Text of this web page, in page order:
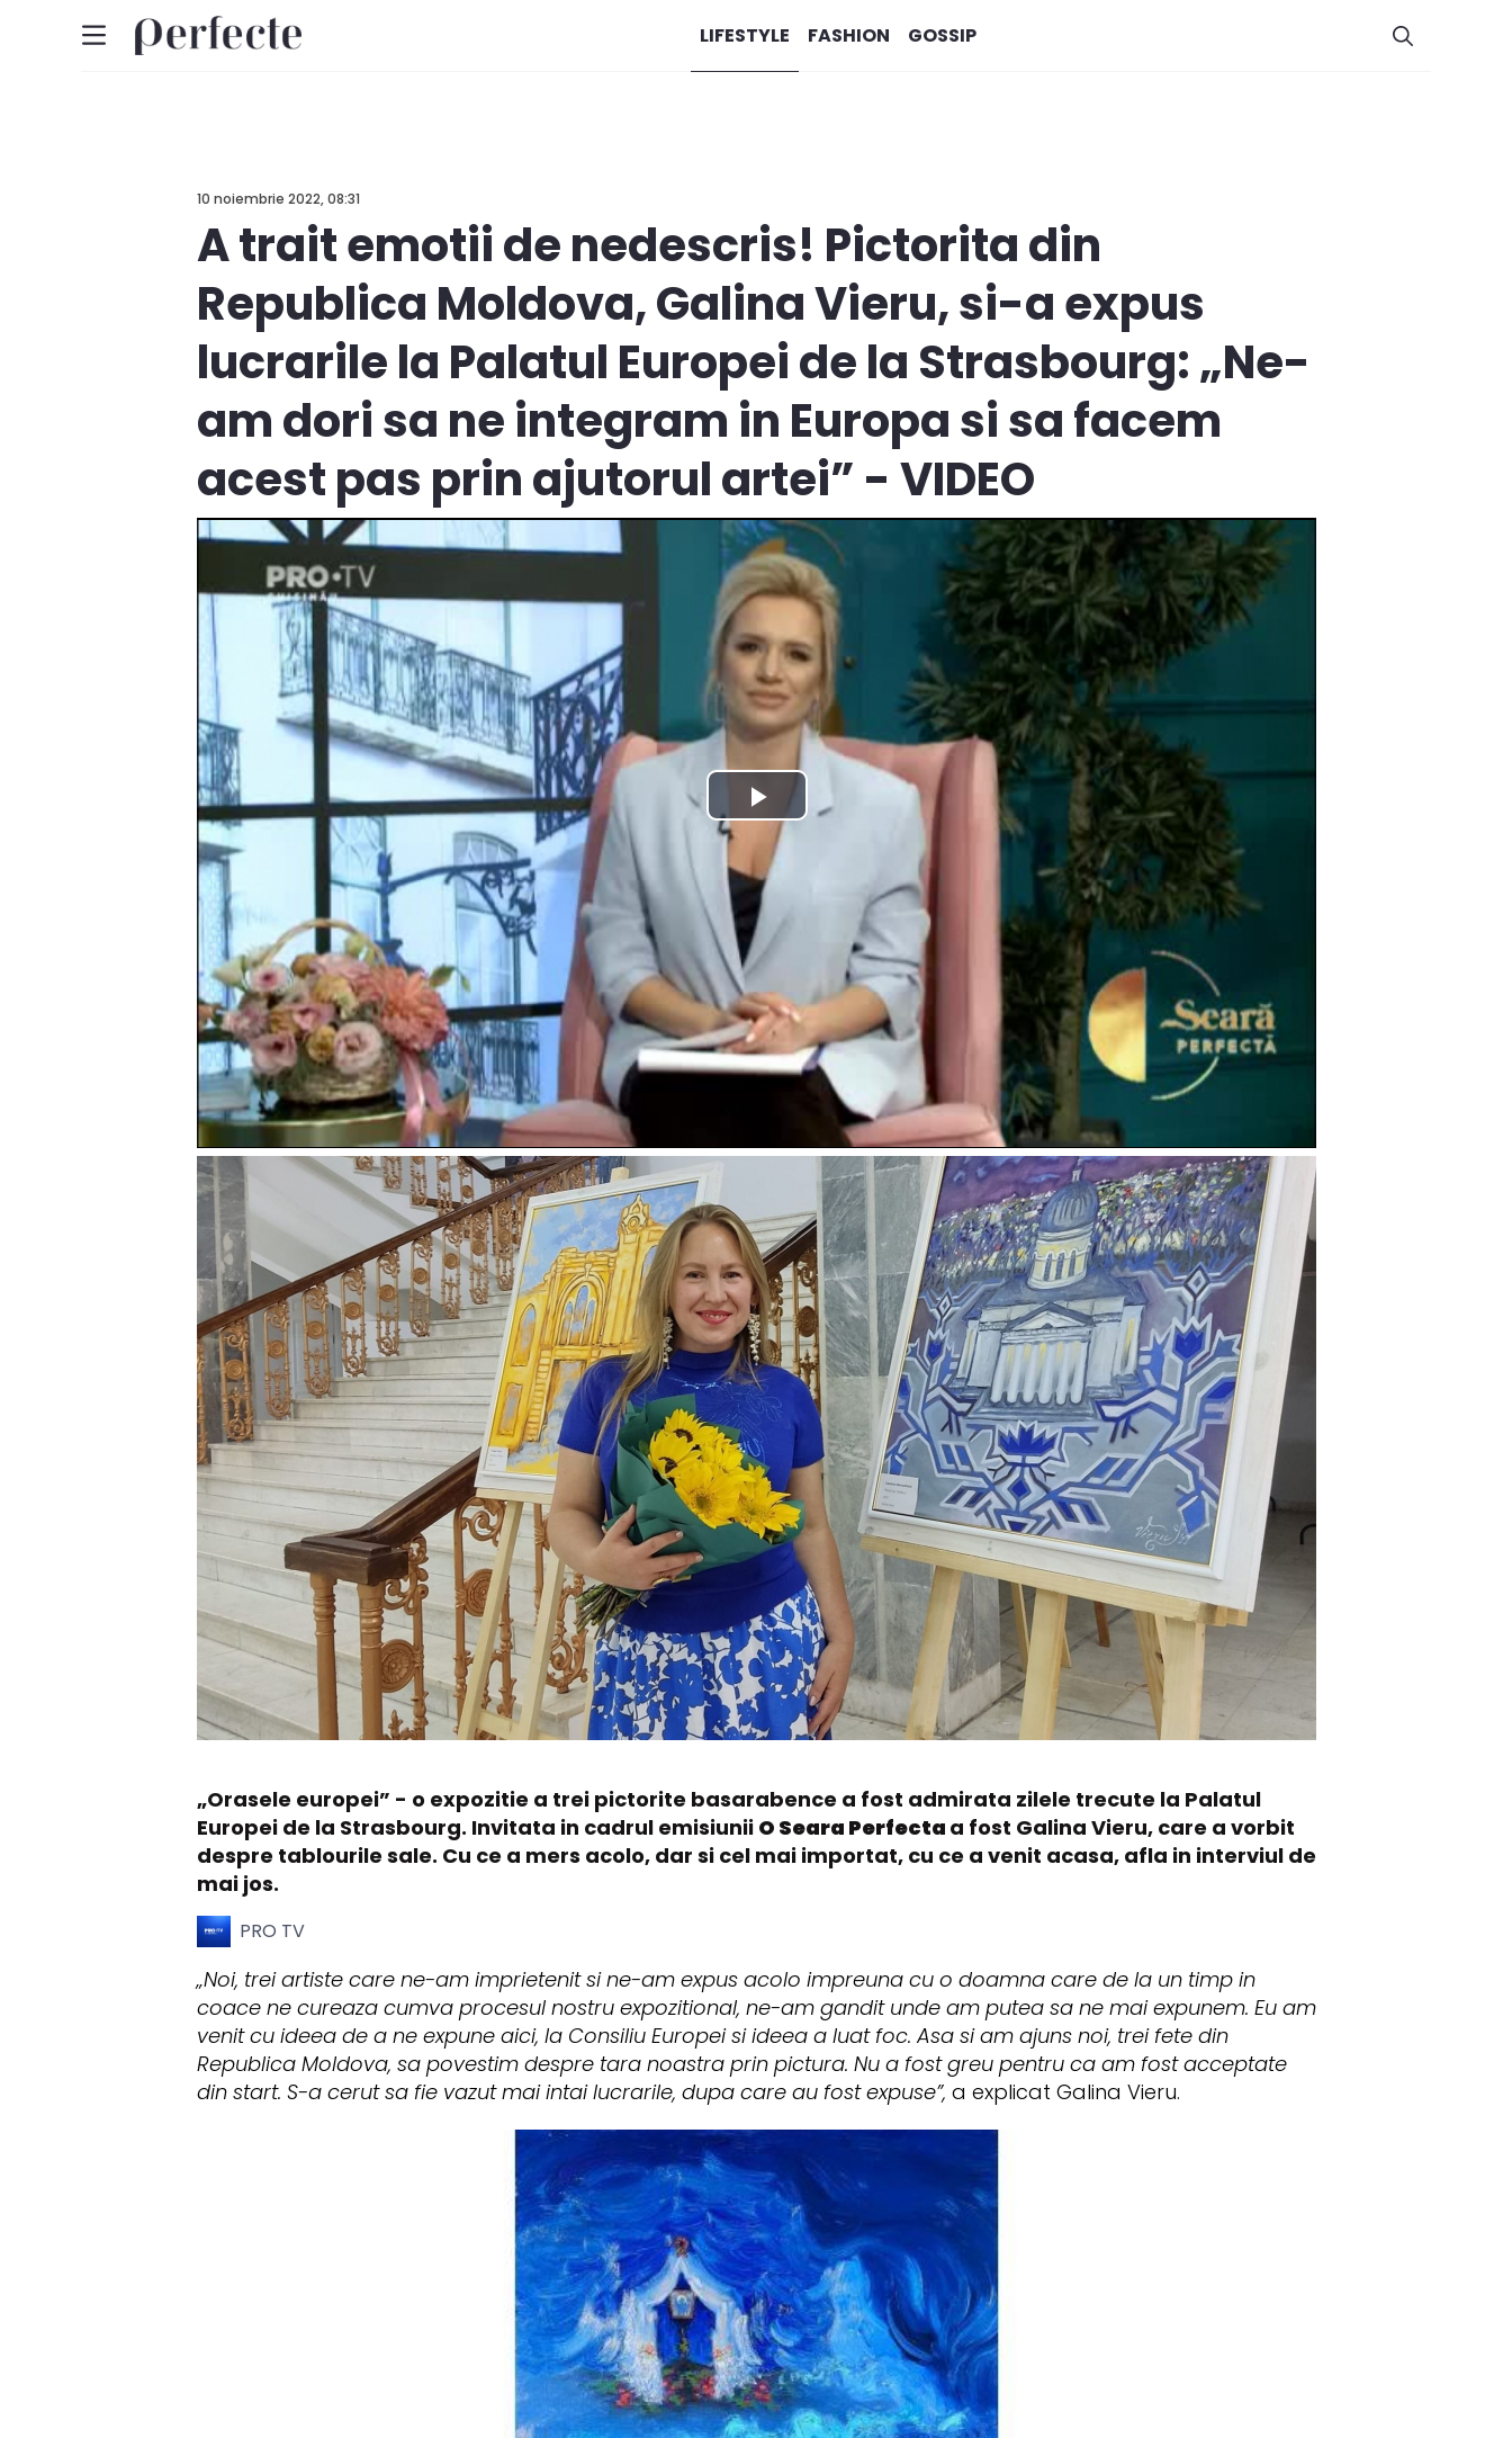
LIFESTYLE FASHION GOSSIP
10 noiembrie 2022, 08:31
A trait emotii de nedescris! Pictorita din
Republica Moldova, Galina Vieru, si-a expus
lucrarile la Palatul Europei de la Strasbourg: „Ne-
am dori sa ne integram in Europa si sa facem
acest pas prin ajutorul artei” - VIDEO
„Orasele europei” - o expozitie a trei pictorite basarabence a fost admirata zilele trecute la Palatul
Europei de la Strasbourg. Invitata in cadrul emisiunii O Seara Perfecta a fost Galina Vieru, care a vorbit
despre tablourile sale. Cu ce a mers acolo, dar si cel mai importat, cu ce a venit acasa, afla in interviul de
mai jos.
PRO TV
„Noi, trei artiste care ne-am imprietenit si ne-am expus acolo impreuna cu o doamna care de la un timp in
coace ne cureaza cumva procesul nostru expozitional, ne-am gandit unde am putea sa ne mai expunem. Eu am
venit cu ideea de a ne expune aici, la Consiliu Europei si ideea a luat foc. Asa si am ajuns noi, trei fete din
Republica Moldova, sa povestim despre tara noastra prin pictura. Nu a fost greu pentru ca am fost acceptate
din start. S-a cerut sa fie vazut mai intai lucrarile, dupa care au fost expuse”, a explicat Galina Vieru.